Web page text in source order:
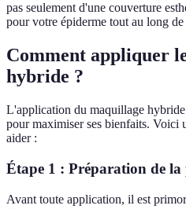
pas seulement d'une couverture
pour votre épiderme tout au long
Comment appliquer
hybride ?
L'application du maquillage
pour maximiser ses bienfaits. Voici
aider :
Étape 1 : Préparation de la
Avant toute application, il est